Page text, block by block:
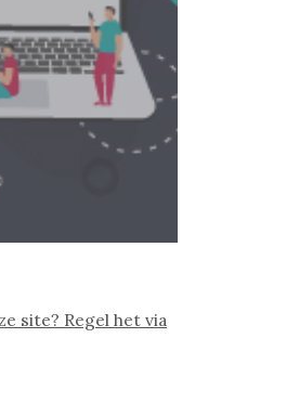
site? Regel het via